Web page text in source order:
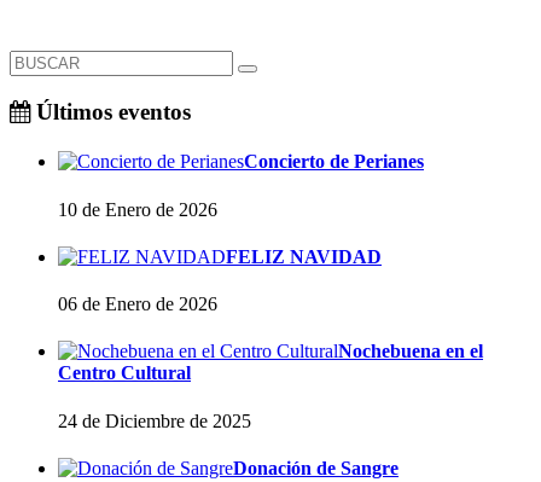
Últimos eventos
Concierto de Perianes
10 de Enero de 2026
FELIZ NAVIDAD
06 de Enero de 2026
Nochebuena en el
Centro Cultural
24 de Diciembre de 2025
Donación de Sangre